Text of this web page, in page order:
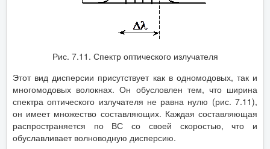
Рис. 7.11. Спектр оптического излучателя
Этот вид дисперсии присутствует как в одномодовых, так и
многомодовых волокнах. Он обусловлен тем, что ширина
спектра оптического излучателя не равна нулю (рис. 7.11),
он имеет множество составляющих. Каждая составляющая
распространяется по ВС со своей скоростью, что и
обуславливает волноводную дисперсию.